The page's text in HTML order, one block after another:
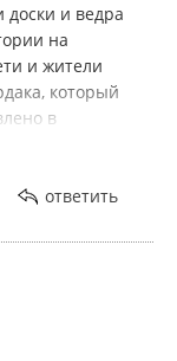
доски и ведра
на
и жители
который
в
фото будут
контроль
ответить